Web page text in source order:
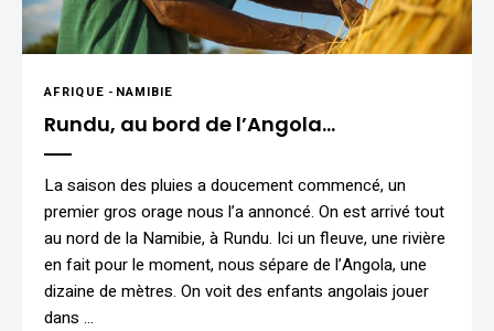
AFRIQUE - NAMIBIE
Rundu, au bord de l’Angola…
La saison des pluies a doucement commencé, un
premier gros orage nous l’a annoncé. On est arrivé tout
au nord de la Namibie, à Rundu. Ici un fleuve, une rivière
en fait pour le moment, nous sépare de l’Angola, une
dizaine de mètres. On voit des enfants angolais jouer
dans …